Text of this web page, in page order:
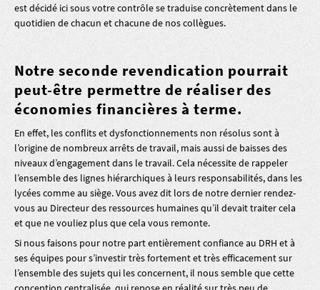
est décidé ici sous votre contrôle se traduise concrètement dans le
quotidien de chacun et chacune de nos collègues.
Notre seconde revendication pourrait
peut-être permettre de réaliser des
économies financières à terme.
En effet, les conflits et dysfonctionnements non résolus sont à
l’origine de nombreux arrêts de travail, mais aussi de baisses des
niveaux d’engagement dans le travail. Cela nécessite de rappeler
l’ensemble des lignes hiérarchiques à leurs responsabilités, dans les
lycées comme au siège. Vous avez dit lors de notre dernier rendez-
vous au Directeur des ressources humaines qu’il devait traiter cela
et que ne vouliez plus que cela vous remonte.
Si nous faisons pour notre part entièrement confiance au DRH et à
ses équipes pour s’investir très fortement et très efficacement sur
l’ensemble des sujets qui les concernent, il nous semble que cette